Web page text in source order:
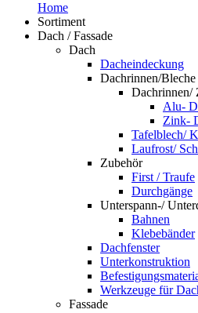
Home
Sortiment
Dach / Fassade
Dach
Dacheindeckung
Dachrinnen/Bleche
Dachrinnen/
Alu-
Zink-
Tafelblech/
Laufrost/
Zubehör
First / Traufe
Durchgänge
Unterspann-/
Bahnen
Klebebänder
Dachfenster
Unterkonstruktion
Werkzeuge für
Fassade